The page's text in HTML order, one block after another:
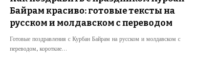
Байрам красиво: готовые тексты на
русском и молдавском с переводом
Готовые поздравления с Курбан Байрам на русском и молдавском с
переводом, короткие…